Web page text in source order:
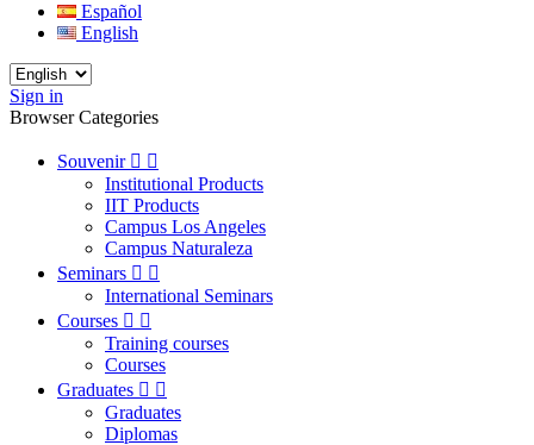
Español
English
Sign in
Browser Categories
Souvenir  
Institutional Products
IIT Products
Campus Los Angeles
Campus Naturaleza
Seminars  
International Seminars
Courses  
Training courses
Courses
Graduates  
Graduates
Diplomas